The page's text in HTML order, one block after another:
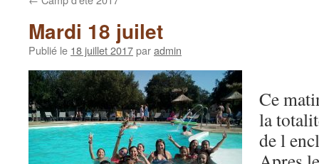
Mardi 18 juilet
Publié le 18 juillet 2017paradmin
Ce
la
de l